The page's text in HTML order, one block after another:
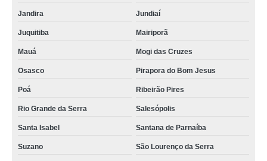
Jandira Jundiaí
Juquitiba Mairiporã
Mauá Mogi das Cruzes
Osasco Pirapora do Bom Jesus
Poá Ribeirão Pires
Rio Grande da Serra Salesópolis
Santa Isabel Santana de Parnaíba
Suzano São Lourenço da Serra